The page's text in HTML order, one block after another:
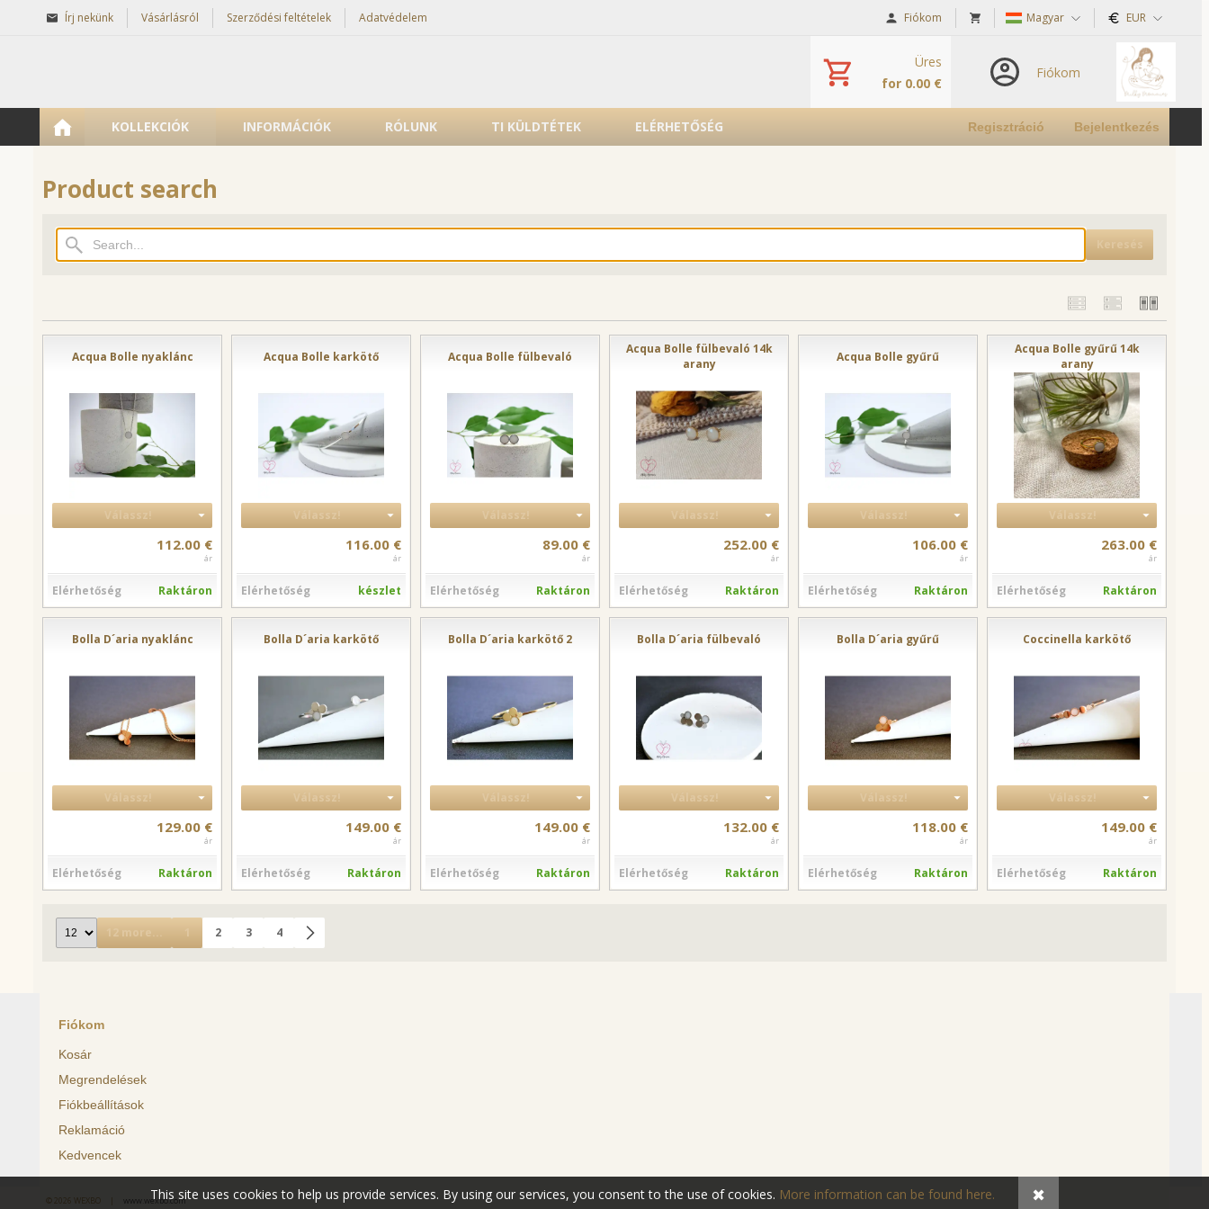
Írj nekünk Vásárlásról Szerződési feltételek Adatvédelem Fiókom Magyar EUR
Üres
for 0.00 €
Fiókom
Regisztráció Bejelentkezés
KOLLEKCIÓK INFORMÁCIÓK RÓLUNK TI KÜLDTÉTEK ELÉRHETŐSÉG
Product search
Keresés
Acqua Bolle nyaklánc
Válassz!
112.00 €
ár
Elérhetőség Raktáron
Acqua Bolle karkötő
Válassz!
116.00 €
ár
Elérhetőség készlet
Acqua Bolle fülbevaló
Válassz!
89.00 €
ár
Elérhetőség Raktáron
Acqua Bolle fülbevaló 14k
arany
Válassz!
252.00 €
ár
Elérhetőség Raktáron
Acqua Bolle gyűrű
Válassz!
106.00 €
ár
Elérhetőség Raktáron
Acqua Bolle gyűrű 14k
arany
Válassz!
263.00 €
ár
Elérhetőség Raktáron
Bolla D´aria nyaklánc
Válassz!
129.00 €
ár
Elérhetőség Raktáron
Bolla D´aria karkötő
Válassz!
149.00 €
ár
Elérhetőség Raktáron
Bolla D´aria karkötő 2
Válassz!
149.00 €
ár
Elérhetőség Raktáron
Bolla D´aria fülbevaló
Válassz!
132.00 €
ár
Elérhetőség Raktáron
Bolla D´aria gyűrű
Válassz!
118.00 €
ár
Elérhetőség Raktáron
Coccinella karkötő
Válassz!
149.00 €
ár
Elérhetőség Raktáron
12 more... 1 2 3 4
Fiókom
Kosár
Megrendelések
Fiókbeállítások
Reklamáció
Kedvencek
© 2026 WEXBO | www.wexbo.com
This site uses cookies to help us provide services. By using our services, you consent to the use of cookies. More information can be found here. ✖